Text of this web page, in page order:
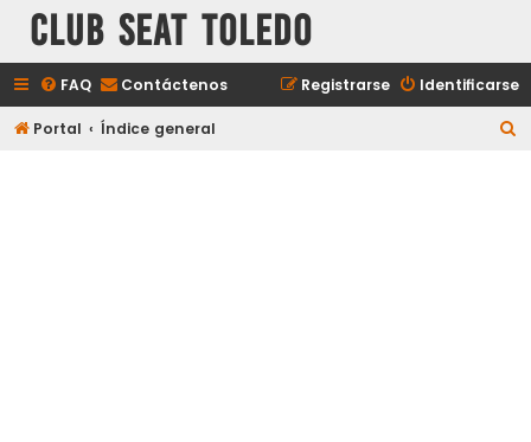
Club Seat Toledo
FAQ Contáctenos Identificarse
Registrarse
Portal Índice general